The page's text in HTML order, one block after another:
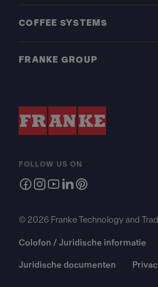
COFFEE SYSTEMS
FRANKE GROUP
FOLLOW US ON
© 2026 Franke Technology and
Colofon / Juridische informatie
Juridische documenten